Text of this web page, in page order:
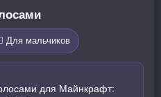
Для мальчиков
для Майнкрафт: